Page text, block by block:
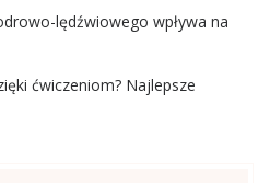
lędźwiowego wpływa na
ćwiczeniom? Najlepsze